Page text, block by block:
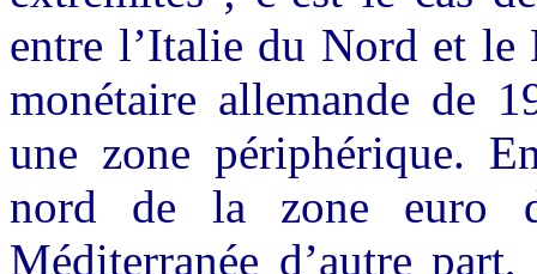
entre l’Italie du Nord et
monétaire allemande de
une zone périphérique.
nord de la zone euro
Méditerranée d’autre